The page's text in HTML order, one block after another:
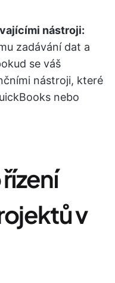
nástroji:
zadávání dat a
se váš
nástroji, které
nebo
v